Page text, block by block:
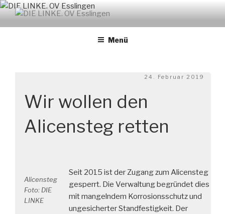
Zum
Inhalt
springenDIE LINKE. OV ESSLINGEN
Menü
Veröffentlicht
24. Februar 2019
Wir wollen den
Alicensteg retten
Alicensteg
Foto: DIE
LINKE
Seit 2015 ist der Zugang zum Alicensteg
gesperrt. Die Verwaltung begründet dies
mit mangelndem Korrosionsschutz und
ungesicherter Standfestigkeit. Der